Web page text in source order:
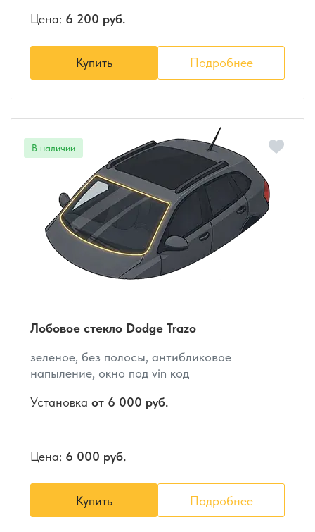
Цена: 6 200 руб.
Купить Подробнее
Лобовое стекло Dodge Trazo
зеленое, без полосы, антибликовое
напыление, окно под vin код
Установка от 6 000 руб.
Цена: 6 000 руб.
Купить Подробнее